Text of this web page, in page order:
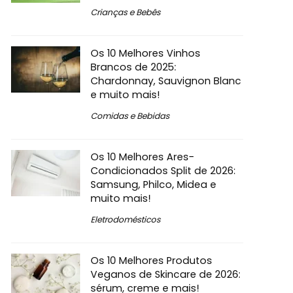
Crianças e Bebês
Os 10 Melhores Vinhos
Brancos de 2025:
Chardonnay, Sauvignon Blanc
e muito mais!
Comidas e Bebidas
Os 10 Melhores Ares-
Condicionados Split de 2026:
Samsung, Philco, Midea e
muito mais!
Eletrodomésticos
Os 10 Melhores Produtos
Veganos de Skincare de 2026:
sérum, creme e mais!